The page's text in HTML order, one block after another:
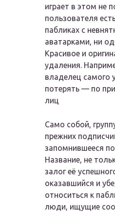
играет в этом не
пользователя
пабликах с
аватарками, ни
Красивое и
удаления.
владелец самого
потерять — по
лиц
Само собой,
прежних
запомнившееся
Название, не
залог её
оказавшийся и
относиться к
люди, ищущие